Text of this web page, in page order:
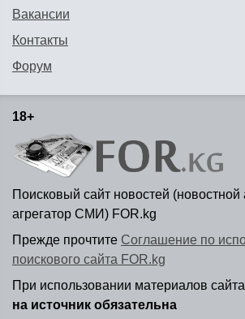
Вакансии
Контакты
Форум
18+
Поисковый сайт новостей (новостной
агрегатор СМИ) FOR.kg
Прежде прочтите Соглашение по
поискового сайта FOR.kg
При использовании материалов
на источник обязательна